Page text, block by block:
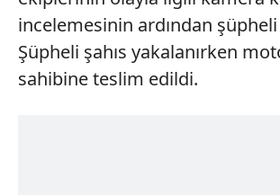
incelemesinin ardından
Şüpheli şahıs yakalanırken
sahibine teslim edildi.